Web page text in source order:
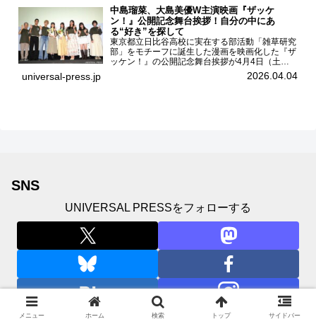
中島瑠菜、大島美優W主演映画『ザッケ
ン！』公開記念舞台挨拶！自分の中にあ
る“好き”を探して
東京都立日比谷高校に実在する部活動「雑草研究
部」をモチーフに誕生した漫画を映画化した『ザ
ッケン！』の公開記念舞台挨拶が4月4日（土）
ユナイテッドシネマお台場で開催され、出演者の
中島瑠菜、大島美優、八神遼介（ICEx）、阿佐
universal-press.jp 2026.04.04
SNS
UNIVERSAL PRESSをフォローする
メニュー ホーム 検索 トップ サイドバー